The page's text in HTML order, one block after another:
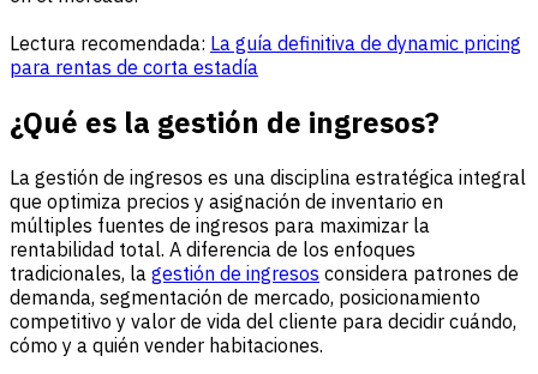
Lectura recomendada: La guía definitiva de dynamic pricing
para rentas de corta estadía
¿Qué es la gestión de ingresos?
La gestión de ingresos es una disciplina estratégica integral
que optimiza precios y asignación de inventario en
múltiples fuentes de ingresos para maximizar la
rentabilidad total. A diferencia de los enfoques
tradicionales, la gestión de ingresos considera patrones de
demanda, segmentación de mercado, posicionamiento
competitivo y valor de vida del cliente para decidir cuándo,
cómo y a quién vender habitaciones.